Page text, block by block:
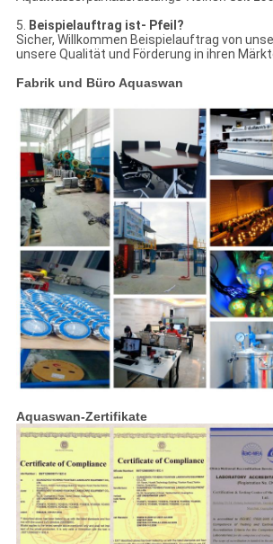
5. Beispielauftrag ist- Pfeil?
Sicher, Willkommen Beispielauftrag von
unsere Qualität und Förderung in ihren
Fabrik und Büro Aquaswan
Aquaswan-Zertifikate